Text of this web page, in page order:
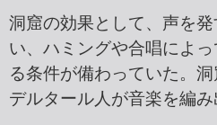
洞窟の効果として、声を
い、ハミングや合唱によ
る条件が備わっていた。
デルタール人が音楽を編み